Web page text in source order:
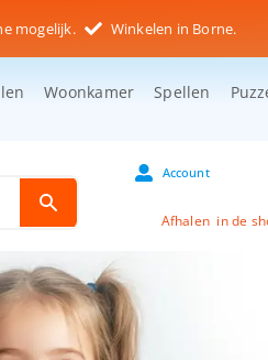
mogelijk. Winkelen in Borne.
Woonkamer Spellen
Account
Afhalen in de